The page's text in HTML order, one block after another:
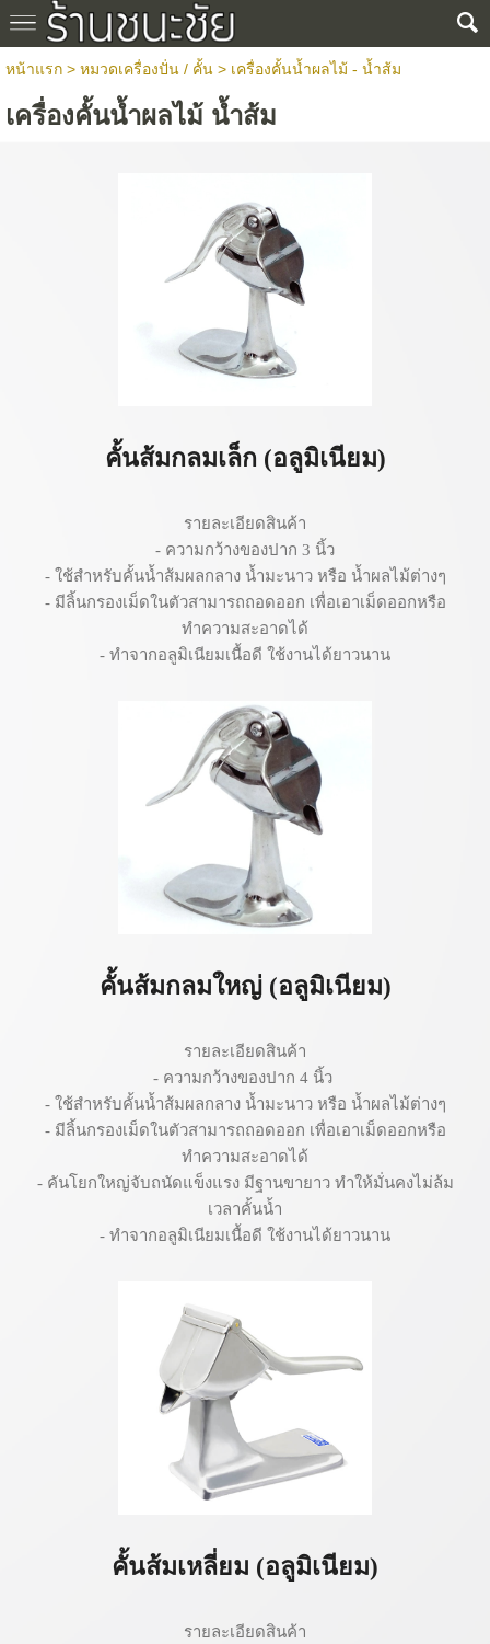
หน้าแรก> หมวดเครื่องปั่น / คั้น > เครื่องคั้นน้ำผลไม้ - น้ำส้ม
เครื่องคั้นน้ำผลไม้ น้ำส้ม
คั้นส้มกลมเล็ก (อลูมิเนียม)
รายละเอียดสินค้า
- ความกว้างของปาก 3 นิ้ว
- ใช้สำหรับคั้นน้ำส้มผลกลาง น้ำมะนาว หรือ น้ำผลไม้ต่างๆ
- มีลิ้นกรองเม็ดในตัวสามารถถอดออก เพื่อเอาเม็ดออกหรือ
ทำความสะอาดได้
- ทำจากอลูมิเนียมเนื้อดี ใช้งานได้ยาวนาน
คั้นส้มกลมใหญ่ (อลูมิเนียม)
รายละเอียดสินค้า
- ความกว้างของปาก 4 นิ้ว
- ใช้สำหรับคั้นน้ำส้มผลกลาง น้ำมะนาว หรือ น้ำผลไม้ต่างๆ
- มีลิ้นกรองเม็ดในตัวสามารถถอดออก เพื่อเอาเม็ดออกหรือ
ทำความสะอาดได้
- คันโยกใหญ่จับถนัดแข็งแรง มีฐานขายาว ทำให้มั่นคงไม่ล้ม
เวลาคั้นน้ำ
- ทำจากอลูมิเนียมเนื้อดี ใช้งานได้ยาวนาน
คั้นส้มเหลี่ยม (อลูมิเนียม)
รายละเอียดสินค้า